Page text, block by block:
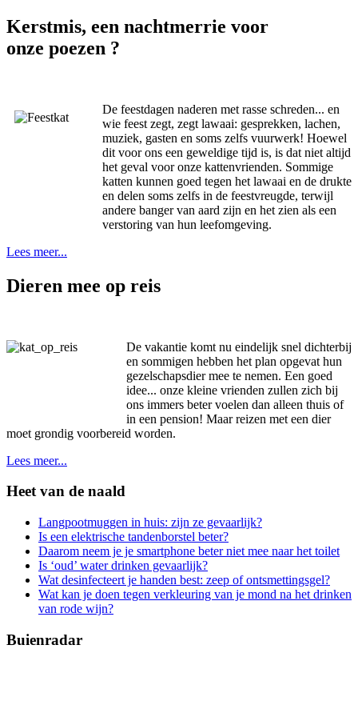
Kerstmis, een nachtmerrie voor
onze poezen ?
De feestdagen naderen met rasse schreden... en
wie feest zegt, zegt lawaai: gesprekken, lachen,
muziek, gasten en soms zelfs vuurwerk! Hoewel
dit voor ons een geweldige tijd is, is dat niet altijd
het geval voor onze kattenvrienden. Sommige
katten kunnen goed tegen het lawaai en de drukte
en delen soms zelfs in de feestvreugde, terwijl
andere banger van aard zijn en het zien als een
verstoring van hun leefomgeving.
Lees meer...
Dieren mee op reis
De vakantie komt nu eindelijk snel dichterbij
en sommigen hebben het plan opgevat hun
gezelschapsdier mee te nemen. Een goed
idee... onze kleine vrienden zullen zich bij
ons immers beter voelen dan alleen thuis of
in een pension! Maar reizen met een dier
moet grondig voorbereid worden.
Lees meer...
Heet van de naald
Langpootmuggen in huis: zijn ze gevaarlijk?
Is een elektrische tandenborstel beter?
Daarom neem je je smartphone beter niet mee naar het toilet
Is ‘oud’ water drinken gevaarlijk?
Wat desinfecteert je handen best: zeep of ontsmettingsgel?
Wat kan je doen tegen verkleuring van je mond na het drinken
van rode wijn?
Buienradar